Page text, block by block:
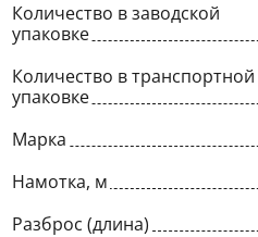
Количество в заводской
упаковке
Количество в транспортной
упаковке
Марка
Намотка, м
Разброс (длина)